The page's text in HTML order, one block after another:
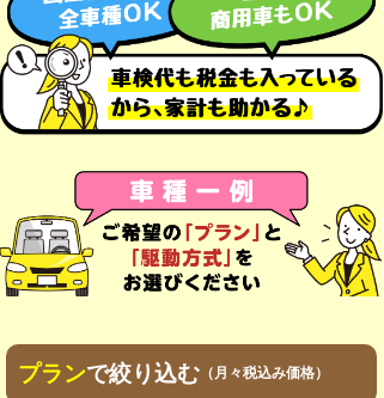
プランで絞り込む （月々税込み価格）